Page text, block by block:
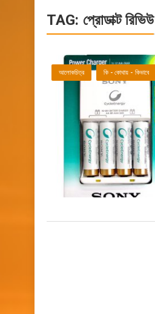
TAG: প্রোডাক্ট রিভিউ
আলোকচিত্র কি - কোথায় - কিভাবে